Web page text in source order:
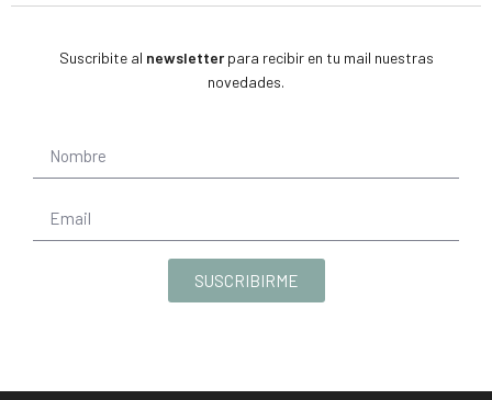
Suscribite al newsletterpara recibir en tu mail nuestras
novedades.
SUSCRIBIRME